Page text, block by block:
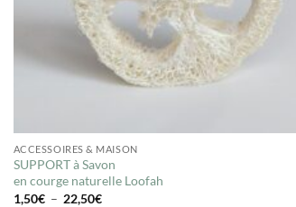
ACCESSOIRES & MAISON
SUPPORT à Savon
en courge naturelle Loofah
1,50€ – 22,50€Plage